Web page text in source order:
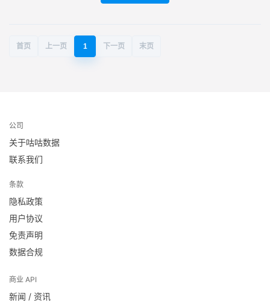
首页 上一页 1 下一页 末页
公司
关于咕咕数据
联系我们
条款
隐私政策
用户协议
免责声明
数据合规
商业 API
新闻 / 资讯